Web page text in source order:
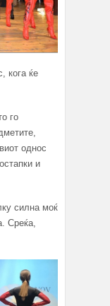
кога ќе
го
однос
и
силна моќ
Среќа,